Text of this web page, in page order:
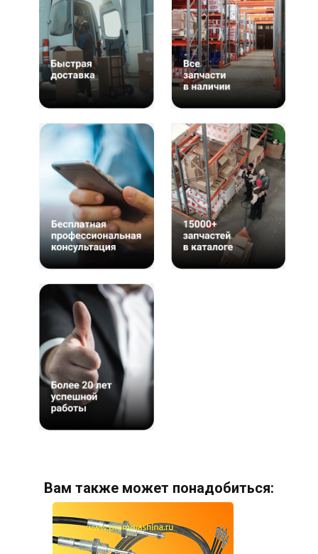
Вам также может понадобиться: